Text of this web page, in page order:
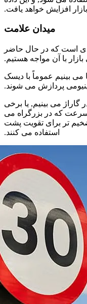
افزایش خواهد یافت.
میدان علامت
است که در حال حاضر
با آن مواجه هستیم.
می بینیم عموماً با دیسک
پردازش می شوند.
گاراژ می بینیم, یا برخی
که در بزرگراه می
ضخیم تر برای تقویت پشت
استفاده می کنند.